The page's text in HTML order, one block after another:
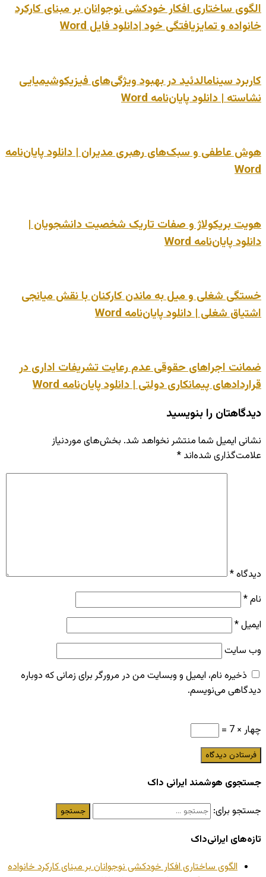
الگوی ساختاری افکار خودکشی نوجوانان بر مبنای کارکرد
خانواده و تمایزیافتگی خود |دانلود فایل Word
کاربرد سینامالدئید در بهبود ویژگی‌های فیزیکوشیمیایی
نشاسته | دانلود پایان‌نامه Word
هوش عاطفی و سبک‌های رهبری مدیران | دانلود پایان‌نامه
Word
هویت بریکولاژ و صفات تاریک شخصیت دانشجویان |
دانلود پایان‌نامه Word
خستگی شغلی و میل به ماندن کارکنان با نقش میانجی
اشتیاق شغلی | دانلود پایان‌نامه Word
ضمانت اجراهای حقوقی عدم رعایت تشریفات اداری در
قراردادهای پیمانکاری دولتی | دانلود پایان‌نامه Word
دیدگاهتان را بنویسید
نشانی ایمیل شما منتشر نخواهد شد. بخش‌های موردنیاز
علامت‌گذاری شده‌اند *
دیدگاه*
نام*
ایمیل*
وب‌ سایت
ذخیره نام، ایمیل و وبسایت من در مرورگر برای زمانی که دوباره
دیدگاهی می‌نویسم.
چهار × 7 =
جستجوی هوشمند ایرانی داک
جستجو برای:
تازه‌های ایرانی‌داک
الگوی ساختاری افکار خودکشی نوجوانان بر مبنای کارکرد خانواده